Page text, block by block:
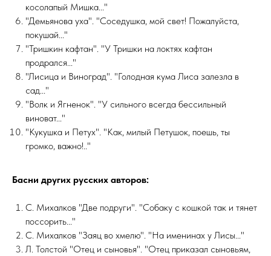
косолапый Мишка..."
"Демьянова уха". "Соседушка, мой свет! Пожалуйста,
покушай..."
"Тришкин кафтан". "У Тришки на локтях кафтан
продрался..."
"Лисица и Виноград". "Голодная кума Лиса залезла в
сад..."
"Волк и Ягненок". "У сильного всегда бессильный
виноват..."
"Кукушка и Петух". "Как, милый Петушок, поешь, ты
громко, важно!.."
Басни других русских авторов:
С. Михалков "Две подруги". "Собаку с кошкой так и тянет
поссорить..."
С. Михалков "Заяц во хмелю". "На именинах у Лисы..."
Л. Толстой "Отец и сыновья". "Отец приказал сыновьям,